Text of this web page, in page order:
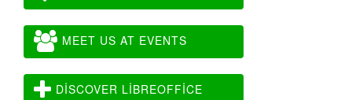
MEET US AT EVENTS
DISCOVER LIBREOFFICE